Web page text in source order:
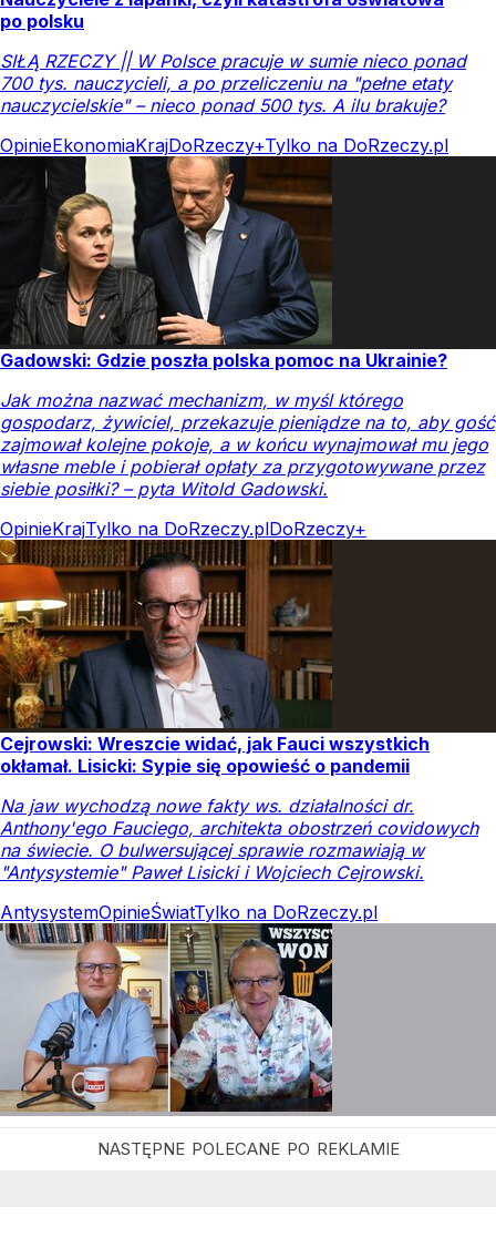
po polsku
SIŁĄ RZECZY || W Polsce pracuje w sumie nieco ponad
700 tys. nauczycieli, a po przeliczeniu na "pełne etaty
nauczycielskie" – nieco ponad 500 tys. A ilu brakuje?
OpinieEkonomiaKrajDoRzeczy+Tylko na DoRzeczy.pl
Gadowski: Gdzie poszła polska pomoc na Ukrainie?
Jak można nazwać mechanizm, w myśl którego
gospodarz, żywiciel, przekazuje pieniądze na to, aby gość
zajmował kolejne pokoje, a w końcu wynajmował mu jego
własne meble i pobierał opłaty za przygotowywane przez
siebie posiłki? – pyta Witold Gadowski.
OpinieKrajTylko na DoRzeczy.plDoRzeczy+
Cejrowski: Wreszcie widać, jak Fauci wszystkich
okłamał. Lisicki: Sypie się opowieść o pandemii
Na jaw wychodzą nowe fakty ws. działalności dr.
Anthony'ego Fauciego, architekta obostrzeń covidowych
na świecie. O bulwersującej sprawie rozmawiają w
"Antysystemie" Paweł Lisicki i Wojciech Cejrowski.
AntysystemOpinieŚwiatTylko na DoRzeczy.pl